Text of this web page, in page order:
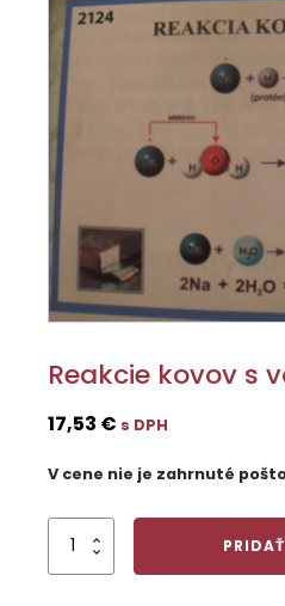
Reakcie kovov s
17,53 € s DPH
V cene nie je zahrnuté
množstvo
Reakcie